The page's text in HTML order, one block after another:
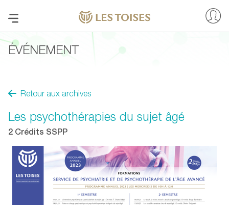
ÉVÉNEMENT
Retour aux archives
Les psychothérapies du sujet âgé
2 Crédits SSPP